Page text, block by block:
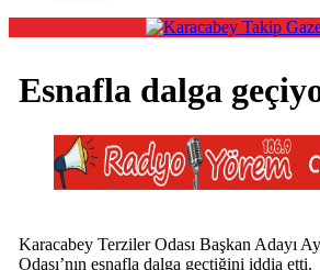
Esnafla dalga
Karacabey Terziler Odası Başkan Adayı
Odası’nın esnafla dalga geçtiğini iddia etti.